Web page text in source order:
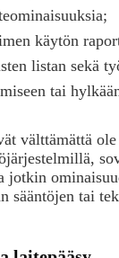
käytön
listan sekä
tai
välttämättä
jotkin
sääntöjen tai